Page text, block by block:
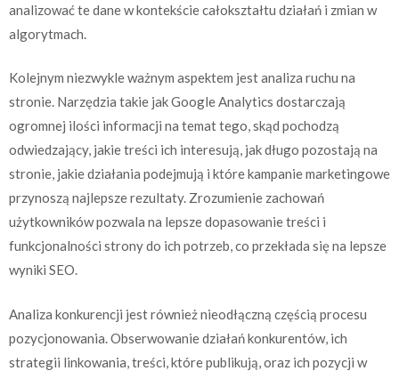
analizować te dane w kontekście całokształtu działań i zmian w
algorytmach.
Kolejnym niezwykle ważnym aspektem jest analiza ruchu na
stronie. Narzędzia takie jak Google Analytics dostarczają
ogromnej ilości informacji na temat tego, skąd pochodzą
odwiedzający, jakie treści ich interesują, jak długo pozostają na
stronie, jakie działania podejmują i które kampanie marketingowe
przynoszą najlepsze rezultaty. Zrozumienie zachowań
użytkowników pozwala na lepsze dopasowanie treści i
funkcjonalności strony do ich potrzeb, co przekłada się na lepsze
wyniki SEO.
Analiza konkurencji jest również nieodłączną częścią procesu
pozycjonowania. Obserwowanie działań konkurentów, ich
strategii linkowania, treści, które publikują, oraz ich pozycji w